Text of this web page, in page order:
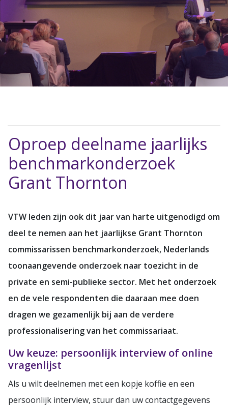
Oproep deelname jaarlijks
benchmarkonderzoek
Grant Thornton
VTW leden zijn ook dit jaar van harte uitgenodigd om
deel te nemen aan het jaarlijkse Grant Thornton
commissarissen benchmarkonderzoek, Nederlands
toonaangevende onderzoek naar toezicht in de
private en semi-publieke sector. Met het onderzoek
en de vele respondenten die daaraan mee doen
dragen we gezamenlijk bij aan de verdere
professionalisering van het commissariaat.
Uw keuze: persoonlijk interview of online
vragenlijst
Als u wilt deelnemen met een kopje koffie en een
persoonlijk interview, stuur dan uw contactgegevens